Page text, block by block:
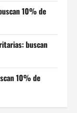
10% de
buscan
10% de